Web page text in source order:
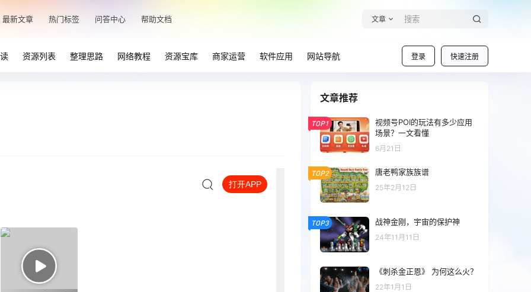
最新文章 热门标签 问答中心 帮助文档 文章
登录 快速注册
资源列表 整理思路 网络教程 资源宝库 商家运营 软件应用 网站导航
文章推荐
TOP1
视频号POI的玩法有多少应用
场景？一文看懂
6月21日
TOP2 唐老鸭家族族谱
25年2月12日
TOP3 战神金刚，宇宙的保护神
24年11月11日
《刺杀金正恩》 为何这么火？
22年1月1日